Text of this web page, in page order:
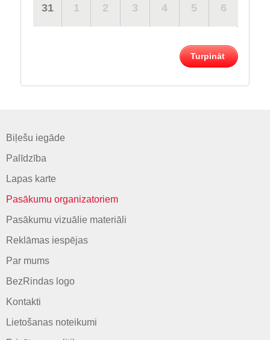
31 1 2 3 4 5 6
Turpināt
Biļešu iegāde
Palīdzība
Lapas karte
Pasākumu organizatoriem
Pasākumu vizuālie materiāli
Reklāmas iespējas
Par mums
BezRindas logo
Kontakti
Lietošanas noteikumi